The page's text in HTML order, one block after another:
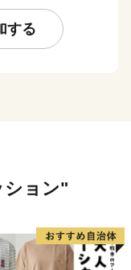
本一」です。ま
ホタテ・希少価
する
ション"